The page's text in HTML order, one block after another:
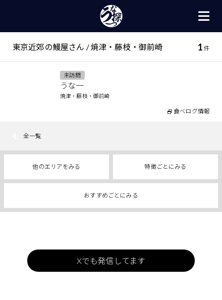
東京近郊の鰻屋さん / 焼津・藤枝・御前崎 1 件
未訪問
うな一
焼津・藤枝・御前崎
食べログ情報
全一覧
他のエリアをみる 特徴ごとにみる
おすすめごとにみる
Xでも発信してます